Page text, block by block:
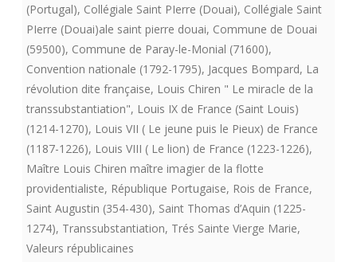
(Portugal), Collégiale Saint PIerre (Douai), Collégiale Saint
PIerre (Douai)ale saint pierre douai, Commune de Douai
(59500), Commune de Paray-le-Monial (71600),
Convention nationale (1792-1795), Jacques Bompard, La
révolution dite française, Louis Chiren " Le miracle de la
transsubstantiation", Louis IX de France (Saint Louis)
(1214-1270), Louis VII ( Le jeune puis le Pieux) de France
(1187-1226), Louis VIII ( Le lion) de France (1223-1226),
Maître Louis Chiren maître imagier de la flotte
providentialiste, République Portugaise, Rois de France,
Saint Augustin (354-430), Saint Thomas d’Aquin (1225-
1274), Transsubstantiation, Trés Sainte Vierge Marie,
Valeurs républicaines